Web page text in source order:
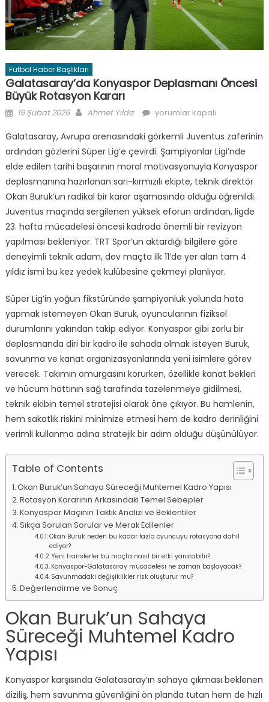
Futbol Haber Başlıkları
Galatasaray’da Konyaspor Deplasmanı Öncesi
Büyük Rotasyon Kararı
Posted
19 Şubat 2026 Author
Ahmet Yıldız
Galatasaray’da
Deplasmanı
Öncesi
Büyük
Rotasyon
Kararı
için
yorumlar kapalı
Galatasaray, Avrupa arenasındaki görkemli Juventus zaferinin
ardından gözlerini Süper Lig’e çevirdi. Şampiyonlar Ligi’nde
elde edilen tarihi başarının moral motivasyonuyla Konyaspor
deplasmanına hazırlanan sarı-kırmızılı ekipte, teknik direktör
Okan Buruk’un radikal bir karar aşamasında olduğu öğrenildi.
Juventus maçında sergilenen yüksek eforun ardından, ligde
23. hafta mücadelesi öncesi kadroda önemli bir revizyon
yapılması bekleniyor. TRT Spor’un aktardığı bilgilere göre
deneyimli teknik adam, dev maçta ilk 11’de yer alan tam 4
yıldız ismi bu kez yedek kulübesine çekmeyi planlıyor.
Süper Lig’in yoğun fikstüründe şampiyonluk yolunda hata
yapmak istemeyen Okan Buruk, oyuncularının fiziksel
durumlarını yakından takip ediyor. Konyaspor gibi zorlu bir
deplasmanda diri bir kadro ile sahada olmak isteyen Buruk,
savunma ve kanat organizasyonlarında yeni isimlere görev
verecek. Takımın omurgasını korurken, özellikle kanat bekleri
ve hücum hattının sağ tarafında tazelenmeye gidilmesi,
teknik ekibin temel stratejisi olarak öne çıkıyor. Bu hamlenin,
hem sakatlık riskini minimize etmesi hem de kadro derinliğini
verimli kullanma adına stratejik bir adım olduğu düşünülüyor.
Table of Contents
Okan Buruk’un Sahaya Süreceği Muhtemel Kadro Yapısı
Rotasyon Kararının Arkasındaki Temel Sebepler
Konyaspor Maçının Taktik Analizi ve Beklentiler
Sıkça Sorulan Sorular ve Merak Edilenler
Okan Buruk neden bu kadar fazla oyuncuyu rotasyona dahil
ediyor?
Yeni transferler bu maçta nasıl bir etki yaratabilir?
Konyaspor-Galatasaray mücadelesi ne zaman başlayacak?
Savunmadaki değişiklikler risk oluşturur mu?
Değerlendirme ve Sonuç
Okan Buruk’un Sahaya
Süreceği Muhtemel Kadro
Yapısı
Konyaspor karşısında Galatasaray’ın sahaya çıkması beklenen
diziliş, hem savunma güvenliğini ön planda tutan hem de hızlı